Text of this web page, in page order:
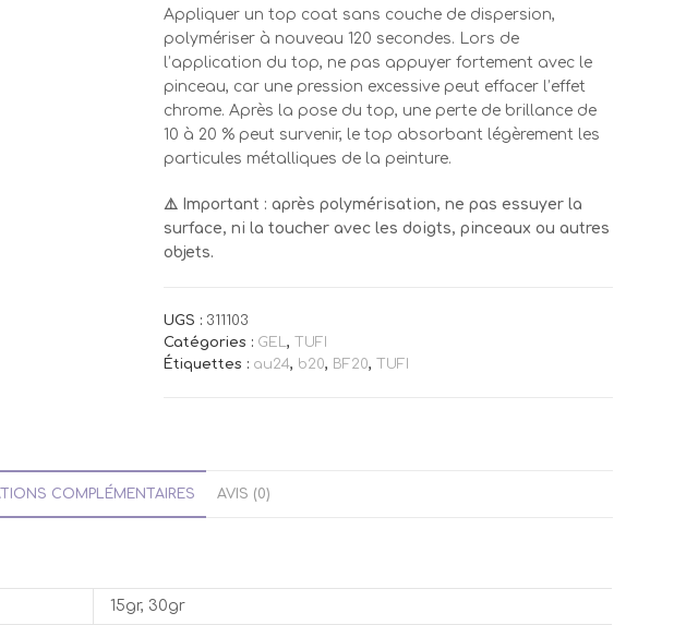
Appliquer un top coat sans couche de dispersion,
polymériser à nouveau 120 secondes. Lors de
l’application du top, ne pas appuyer fortement avec le
pinceau, car une pression excessive peut effacer l’effet
chrome. Après la pose du top, une perte de brillance de
10 à 20 % peut survenir, le top absorbant légèrement les
particules métalliques de la peinture.
⚠️ Important : après polymérisation, ne pas essuyer la
surface, ni la toucher avec les doigts, pinceaux ou autres
objets.
UGS : 311103
Catégories : GEL,
TUFI
Étiquettes : au24, b20, BF20, TUFI
COMPLÉMENTAIRES AVIS (0)
15gr, 30gr